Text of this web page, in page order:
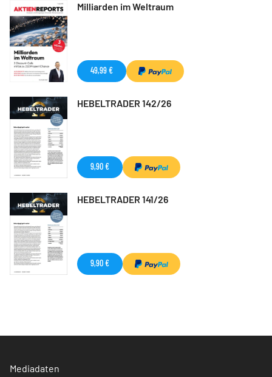
Milliarden im Weltraum
49,99 €
HEBELTRADER 142/26
9,90 €
HEBELTRADER 141/26
9,90 €
Mediadaten